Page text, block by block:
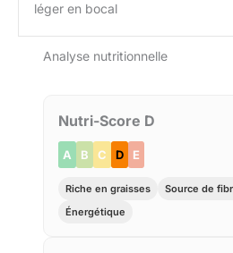
léger en bocal
Analyse nutritionnelle
Nutri-Score D
A B C D E
Riche en graisses Source de
Énergétique